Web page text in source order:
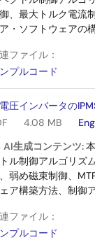
、最大トルク電流
・ソフトウェアの
ファイル：
プルコード
圧インバータの
4.08 MB
AI生成コンテンツ:
ル制御アルゴリズ
弱め磁束制御、
ア構築方法、制御
ファイル：
プルコード